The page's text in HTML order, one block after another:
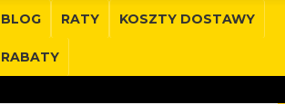
BLOG RATY KOSZTY DOSTAWY
RABATY